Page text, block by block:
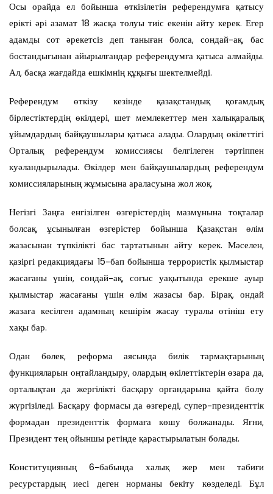
Осы орайда ел бойынша өткізілетін референдумға қатысу
ерікті әрі азамат 18 жасқа толуы тиіс екенін айту керек. Егер
адамды сот әрекетсіз деп таныған болса, сондай-ақ, бас
бостандығынан айырылғандар референдумға қатыса алмайды.
Ал, басқа жағдайда ешкімнің құқығы шектелмейді.
Референдум өткізу кезінде қазақстандық қоғамдық
бірлестіктердің өкілдері, шет мемлекеттер мен халықаралық
ұйымдардың байқаушылары қатыса алады. Олардың өкілеттігі
Орталық референдум комиссиясы белгілеген тәртіппен
куәландырылады. Өкілдер мен байқаушылардың референдум
комиссияларының жұмысына араласуына жол жоқ.
Негізгі Заңға енгізілген өзгерістердің мазмұнына тоқталар
болсақ, ұсынылған өзгерістер бойынша Қазақстан өлім
жазасынан түпкілікті бас тартатынын айту керек. Мәселен,
қазіргі редакциядағы 15-бап бойынша террористік қылмыстар
жасағаны үшін, сондай-ақ, соғыс уақытында ерекше ауыр
қылмыстар жасағаны үшін өлім жазасы бар. Бірақ, ондай
жазаға кесілген адамның кешірім жасау туралы өтініш ету
хақы бар.
Одан бөлек, реформа аясында билік тармақтарының
функцияларын оңтайландыру, олардың өкілеттіктерін өзара да,
орталықтан да жергілікті басқару органдарына қайта бөлу
жүргізіледі. Басқару формасы да өзгереді, супер-президенттік
формадан президенттік формаға көшу болжанады. Яғни,
Президент тең ойыншы ретінде қарастырылатын болады.
Конституцияның 6-бабында халық жер мен табиғи
ресурстардың иесі деген норманы бекіту көзделеді. Бұл